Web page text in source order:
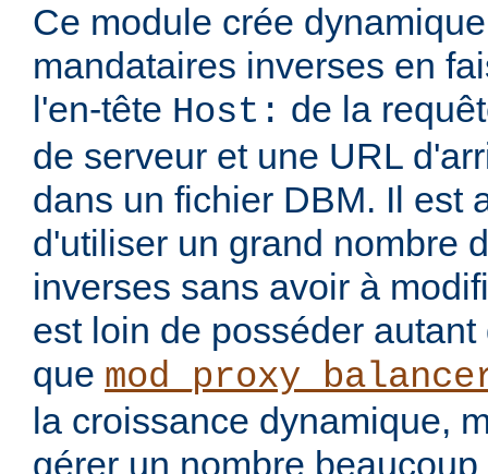
Ce module crée
mandataires inverses en
l'en-tête Host: de la
de serveur et une URL
dans un fichier DBM. Il est
d'utiliser un grand nombre
inverses sans avoir à
est loin de posséder
que
la croissance dynamique,
gérer un nombre